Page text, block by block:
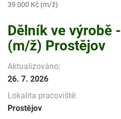
39 000 Kč (m/ž)
Dělník ve výrobě
(m/ž) Prostějov
Aktualizováno:
26. 7. 2026
Lokalita pracoviště:
Prostějov